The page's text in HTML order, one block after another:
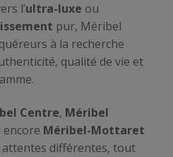
l’ultra-luxe ou
pur, Méribel
à la recherche
qualité de vie et
Centre, Méribel
encore Méribel-Mottaret
attentes différentes, tout